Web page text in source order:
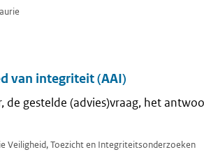
van integriteit (AAI)
gestelde (advies)vraag, het
Veiligheid, Toezicht en Integriteitsonderzoeken